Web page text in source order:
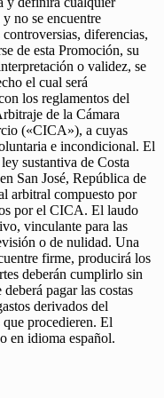
no se encuentre
diferencias,
de esta Promoción, su
o validez, se
el cual será
los reglamentos del
de la Cámara
(«CICA»), a cuyas
e incondicional. El
sustantiva de Costa
San José, República de
arbitral compuesto por
por el CICA. El laudo
vinculante para las
o de nulidad. Una
firme, producirá los
deberán cumplirlo sin
pagar las costas
derivados del
procedieren. El
en idioma español.